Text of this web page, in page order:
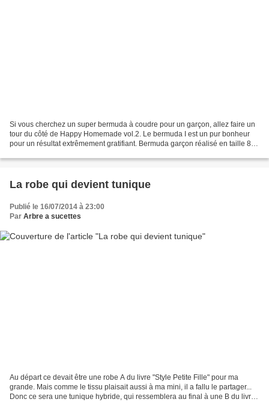
Si vous cherchez un super bermuda à coudre pour un garçon, allez faire un
tour du côté de Happy Homemade vol.2. Le bermuda I est un pur bonheur
pour un résultat extrêmement gratifiant. Bermuda garçon réalisé en taille 8
La robe qui devient tunique
Publié le 16/07/2014 à 23:00
Par Arbre a sucettes
Au départ ce devait être une robe A du livre "Style Petite Fille" pour ma
grande. Mais comme le tissu plaisait aussi à ma mini, il a fallu le partager...
Donc ce sera une tunique hybride, qui ressemblera au final à une B du livre